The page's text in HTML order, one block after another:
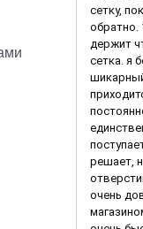
сетку,
обратно.
держит
сетка. я
решает,
очень